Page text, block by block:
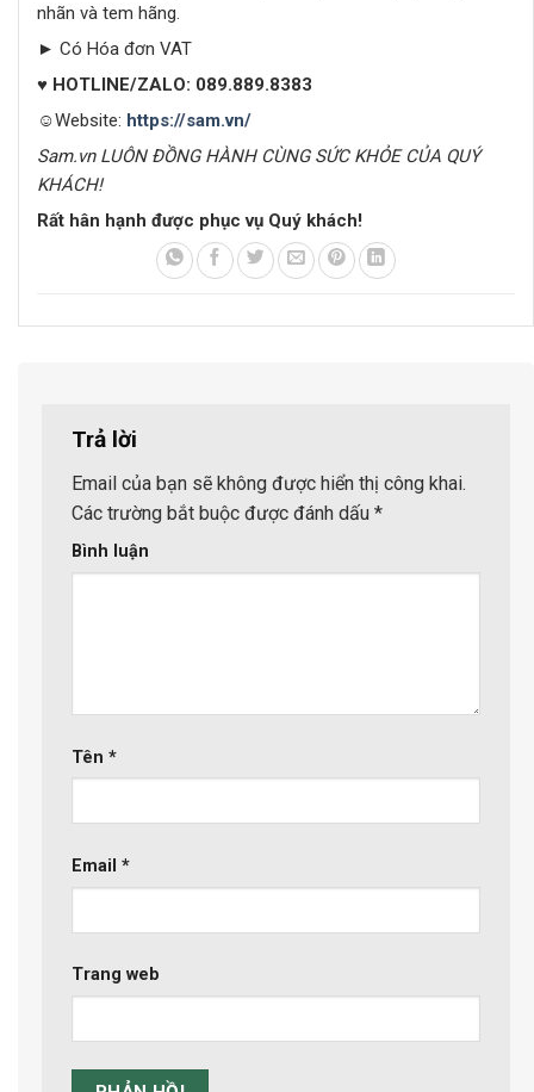
nhãn và tem hãng.
► Có Hóa đơn VAT
♥ HOTLINE/ZALO: 089.889.8383
☺Website: https://sam.vn/
Sam.vn LUÔN ĐỒNG HÀNH CÙNG SỨC KHỎE CỦA QUÝ
KHÁCH!
Rất hân hạnh được phục vụ Quý khách!
Trả lời
Email của bạn sẽ không được hiển thị công khai.
Các trường bắt buộc được đánh dấu *
Bình luận
Tên *
Email *
Trang web